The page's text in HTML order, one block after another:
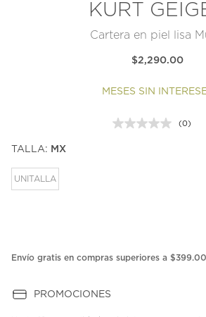
KURT
Cartera en piel lisa
$2,290.00
MESES SIN
Sin
(0)
TALLA: MX
UNITALLA
Envío gratis en compras superiores a
PROMOCIONES